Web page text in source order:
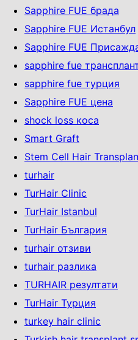
Sapphire FUE брада
Sapphire FUE Истанбул
Sapphire FUE
sapphire fue
sapphire fue турция
Sapphire FUE цена
shock loss коса
Smart Graft
Stem Cell Hair
turhair
TurHair Clinic
TurHair Istanbul
TurHair България
turhair отзиви
turhair разлика
TURHAIR резултати
TurHair Турция
turkey hair clinic